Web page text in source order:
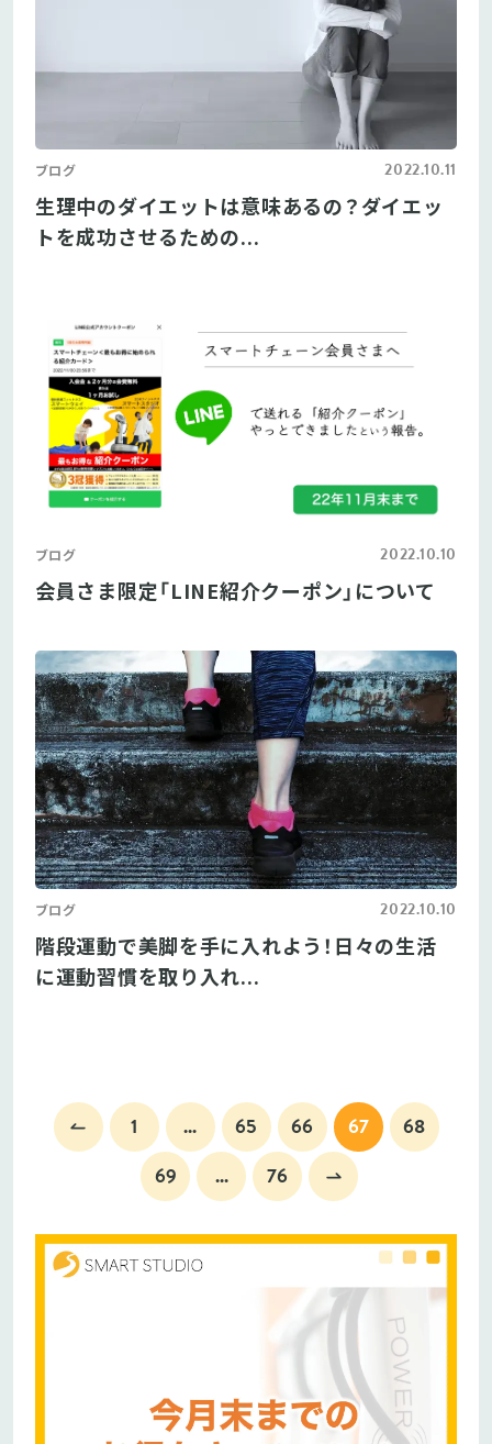
ブログ 2022.10.11
生理中のダイエットは意味あるの？ダイエッ
トを成功させるための...
ブログ 2022.10.10
会員さま限定「LINE紹介クーポン」について
ブログ 2022.10.10
階段運動で美脚を手に入れよう！日々の生活
に運動習慣を取り入れ...
1 ... 65 66 67
68
69
... 76